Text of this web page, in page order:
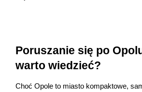
Poruszanie się po
warto wiedzieć?
Choć Opole to miasto kompaktowe,